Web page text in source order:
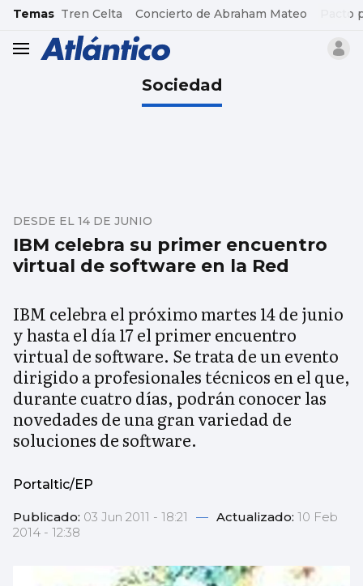
common.go-to-content
Temas Tren Celta Concierto de Abraham Mateo Pacto
header.menu.open
Sociedad
IBM celebra su primer encuentro
virtual de software en la Red
DESDE EL 14 DE JUNIO
IBM celebra el próximo martes 14 de junio
y hasta el día 17 el primer encuentro
virtual de software. Se trata de un evento
dirigido a profesionales técnicos en el que,
durante cuatro días, podrán conocer las
novedades de una gran variedad de
soluciones de software.
Portaltic/EP
Publicado: 03 Jun 2011 - 18:21 — Actualizado: 10 Feb
2014 - 12:38